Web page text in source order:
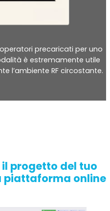
verso il router.
precaricati per uno
è estremamente utile
l’ambiente RF circostante.
il progetto del tuo
piattaforma online